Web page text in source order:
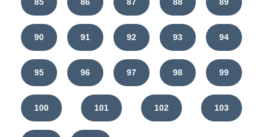
90 91 92 93 94
95 96 97 98 99
100 101 102 103